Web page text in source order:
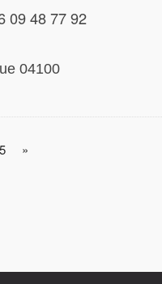
09 48 77 92
04100
5 »